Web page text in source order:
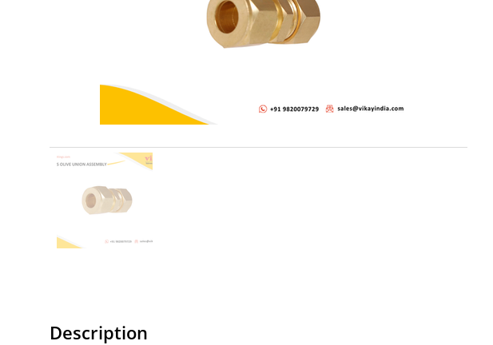
Description